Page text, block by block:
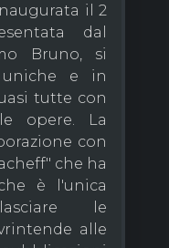
il 2
dal
Bruno, si
e in
tutte con
opere. La
con
che ha
è l'unica
le
alle